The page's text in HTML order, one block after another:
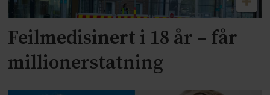
Feilmedisinert i 18 år – får
millionerstatning